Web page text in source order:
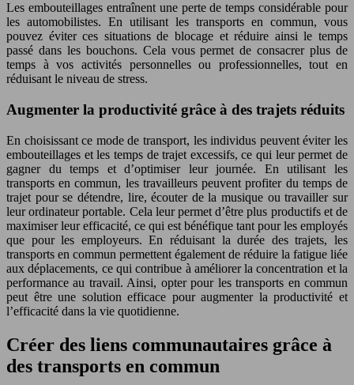
Les embouteillages entraînent une perte de temps considérable pour
les automobilistes. En utilisant les transports en commun, vous
pouvez éviter ces situations de blocage et réduire ainsi le temps
passé dans les bouchons. Cela vous permet de consacrer plus de
temps à vos activités personnelles ou professionnelles, tout en
réduisant le niveau de stress.
Augmenter la productivité grâce à des trajets réduits
En choisissant ce mode de transport, les individus peuvent éviter les
embouteillages et les temps de trajet excessifs, ce qui leur permet de
gagner du temps et d’optimiser leur journée. En utilisant les
transports en commun, les travailleurs peuvent profiter du temps de
trajet pour se détendre, lire, écouter de la musique ou travailler sur
leur ordinateur portable. Cela leur permet d’être plus productifs et de
maximiser leur efficacité, ce qui est bénéfique tant pour les employés
que pour les employeurs. En réduisant la durée des trajets, les
transports en commun permettent également de réduire la fatigue liée
aux déplacements, ce qui contribue à améliorer la concentration et la
performance au travail. Ainsi, opter pour les transports en commun
peut être une solution efficace pour augmenter la productivité et
l’efficacité dans la vie quotidienne.
Créer des liens communautaires grâce à
des transports en commun